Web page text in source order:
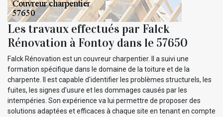
Les travaux effectués par Falck
Rénovation à Fontoy dans le 57650
Falck Rénovation est un couvreur charpentier. Il a suivi une
formation spécifique dans le domaine de la toiture et de la
charpente. Il est capable d'identifier les problèmes structurels, les
fuites, les signes d'usure et les dommages causés par les
intempéries. Son expérience va lui permettre de proposer des
solutions adaptées et efficaces à chaque site en tenant en compte